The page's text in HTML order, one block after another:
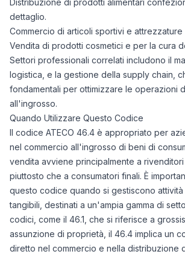
Distribuzione di prodotti alimentari
dettaglio.
Commercio di articoli sportivi e
Vendita di prodotti cosmetici e per la cura
Settori professionali correlati includono il
logistica, e la gestione della supply chain,
fondamentali per ottimizzare le operazioni
all'ingrosso.
Quando Utilizzare Questo Codice
Il codice ATECO 46.4 è appropriato per
nel commercio all'ingrosso di beni di
vendita avviene principalmente a
piuttosto che a consumatori finali. È
questo codice quando si gestiscono
tangibili, destinati a un'ampia gamma di
codici, come il 46.1, che si riferisce a
assunzione di proprietà, il 46.4 implica un
diretto nel commercio e nella distribuzione